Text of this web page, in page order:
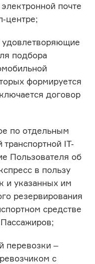
почте
центре;
подбора
формируется
договор
по отдельным
IT-
Пользователя об
в пользу
и указанных им
резервирования
средстве
перевозки –
с